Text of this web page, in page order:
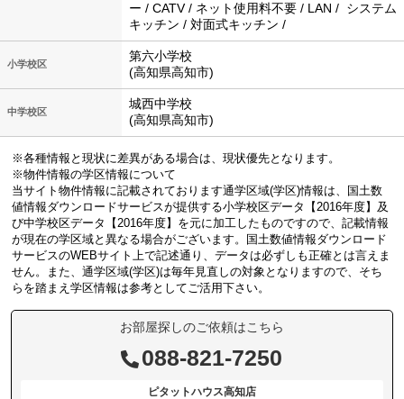
ー / CATV / ネット使用料不要 / LAN / システム
キッチン / 対面式キッチン /
小学校区
第六小学校
(高知県高知市)
中学校区
城西中学校
(高知県高知市)
※各種情報と現状に差異がある場合は、現状優先となります。
※物件情報の学区情報について
当サイト物件情報に記載されております通学区域(学区)情報は、国土数
値情報ダウンロードサービスが提供する小学校区データ【2016年度】及
び中学校区データ【2016年度】を元に加工したものですので、記載情報
が現在の学区域と異なる場合がございます。国土数値情報ダウンロード
サービスのWEBサイト上で記述通り、データは必ずしも正確とは言えま
せん。また、通学区域(学区)は毎年見直しの対象となりますので、そち
らを踏まえ学区情報は参考としてご活用下さい。
お部屋探しのご依頼はこちら
088-821-7250
ピタットハウス高知店